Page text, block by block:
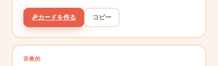
🎉カードを作る コピー
宗教的